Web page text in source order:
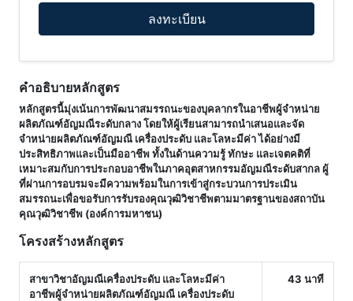
ลงทะเบียน
คำอธิบายหลักสูตร
หลักสูตรนี้มุ่งเน้นการพัฒนาสมรรถนะของบุคลากรในอาชีพผู้จำหน่าย
ผลิตภัณฑ์อัญมณีระดับกลาง โดยให้ผู้เรียนสามารถนำเสนอและจัด
จำหน่ายผลิตภัณฑ์อัญมณี เครื่องประดับ และโลหะมีค่า ได้อย่างมี
ประสิทธิภาพและเป็นมืออาชีพ ทั้งในด้านความรู้ ทักษะ และเจตคติที่
เหมาะสมกับการประกอบอาชีพในภาคอุตสาหกรรมอัญมณีระดับสากล ผู้
ที่ผ่านการอบรมจะมีความพร้อมในการเข้าสู่กระบวนการประเมิน
สมรรถนะเพื่อขอรับการรับรองคุณวุฒิวิชาชีพตามมาตรฐานของสถาบัน
คุณวุฒิวิชาชีพ (องค์การมหาชน)
โครงสร้างหลักสูตร
สาขาวิชาอัญมณีเครื่องประดับ และโลหะมีค่า
อาชีพผู้จำหน่ายผลิตภัณฑ์อัญมณี เครื่องประดับ
43 นาที